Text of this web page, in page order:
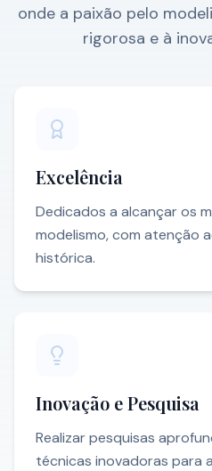
onde a paixão pelo
rigorosa e à
Excelência
Dedicados a alcançar os
modelismo, com atenção
histórica.
Inovação e Pesquisa
Realizar pesquisas
técnicas inovadoras para